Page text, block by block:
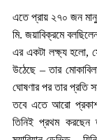
এতে প্রায় ২৭০ জন
মি. জয়াবিক্রমে
এর একটা লক্ষ্য হলো,
উঠেছে – তার
ঘোষণার পর তার প্রতি
তবে এতে আরো
তিনিই প্রথম করছেন